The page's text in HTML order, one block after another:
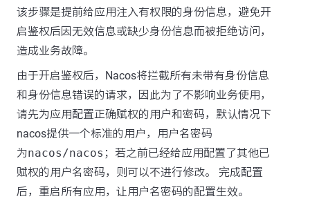
该步骤是提前给应用注入有权限的身份信息，避免开
启鉴权后因无效信息或缺少身份信息而被拒绝访问，
造成业务故障。
由于开启鉴权后，Nacos将拦截所有未带有身份信息
和身份信息错误的请求，因此为了不影响业务使用，
请先为应用配置正确赋权的用户和密码，默认情况下
nacos提供一个标准的用户，用户名密码
为nacos/nacos ；若之前已经给应用配置了其他已
赋权的用户名密码，则可以不进行修改。 完成配置
后，重启所有应用，让用户名密码的配置生效。